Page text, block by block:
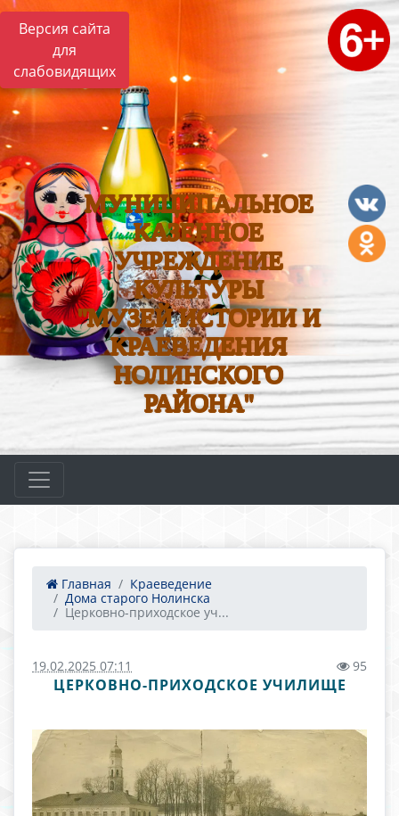
Версия сайта
для
слабовидящих
МУНИЦИПАЛЬНОЕ
КАЗЕННОЕ
УЧРЕЖДЕНИЕ
КУЛЬТУРЫ
"МУЗЕЙ ИСТОРИИ И
КРАЕВЕДЕНИЯ
НОЛИНСКОГО
РАЙОНА"
Главная
Краеведение
Дома старого Нолинска
Церковно-приходское уч...
19.02.2025 07:11 95
ЦЕРКОВНО-ПРИХОДСКОЕ УЧИЛИЩЕ